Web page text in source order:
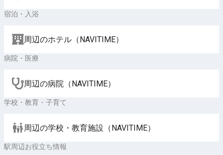
宿泊・入浴
周辺のホテル（NAVITIME）
病院・医療
周辺の病院（NAVITIME）
学校・教育・子育て
周辺の学校・教育施設（NAVITIME）
駅周辺お役立ち情報